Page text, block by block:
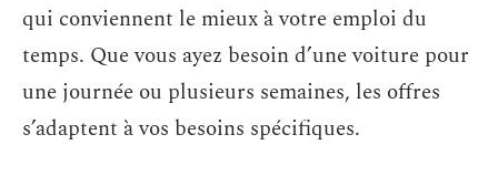
qui conviennent le mieux à votre emploi du
temps. Que vous ayez besoin d’une voiture pour
une journée ou plusieurs semaines, les offres
s’adaptent à vos besoins spécifiques.